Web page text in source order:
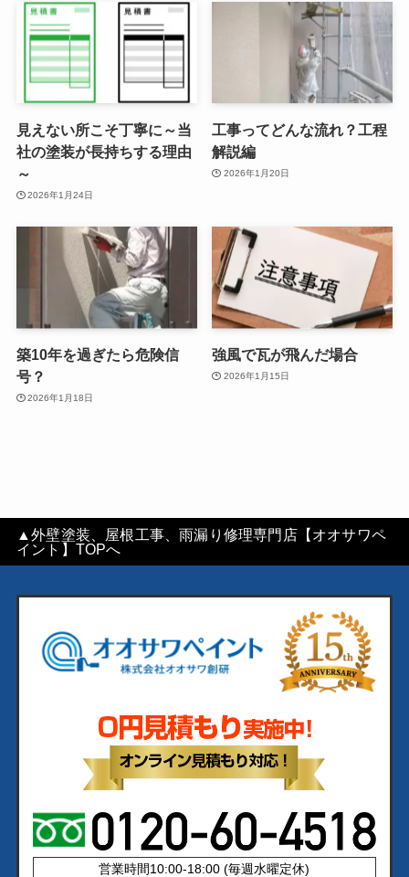
見えない所こそ丁寧に～当
社の塗装が長持ちする理由
～
2026年1月24日
工事ってどんな流れ？工程
解説編
2026年1月20日
築10年を過ぎたら危険信
号？
2026年1月18日
強風で瓦が飛んだ場合
2026年1月15日
▲外壁塗装、屋根工事、雨漏り修理専門店【オオサワペ
イント】TOPへ
営業時間10:00-18:00 (毎週水曜定休)